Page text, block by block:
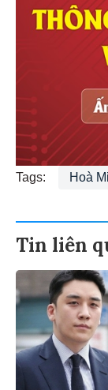
Tags: Hoà
Tin liên